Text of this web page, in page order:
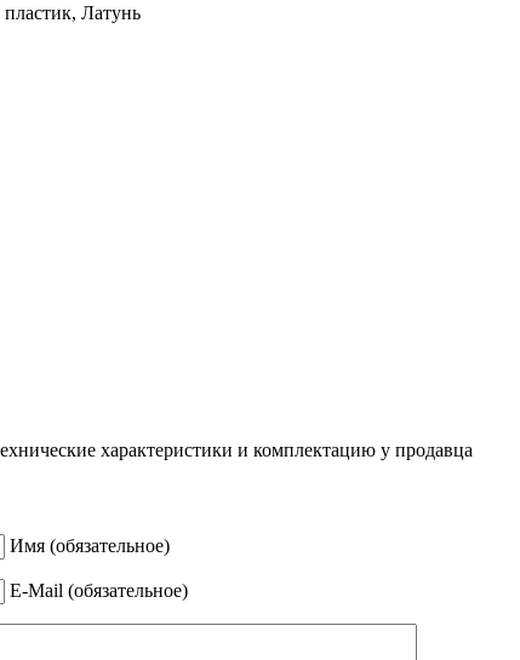
Латунь
характеристики и комплектацию у продавца
Имя (обязательное)
E-Mail (обязательное)